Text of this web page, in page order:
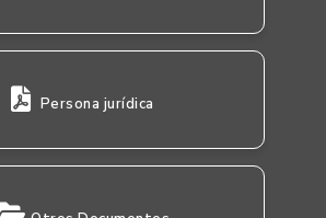
Persona jurídica